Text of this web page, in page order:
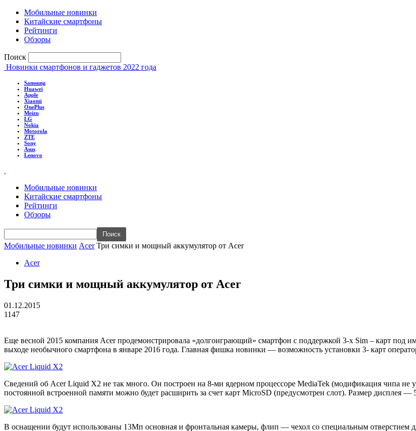
Мобильные новинки
Китайские смартфоны
Рейтинги
Обзоры
Поиск
Новинки смартфонов и гаджетов 2022 года
Samsung
Huawei
Apple
Xiaomi
OnePlus
Meizu
LG
Nokia
Motorola
ZTE
Sony
Asus
Lenovo
Мобильные новинки
Китайские смартфоны
Рейтинги
Обзоры
Мобильные новинки Acer Три симки и мощный аккумулятор от Acer
Acer
Три симки и мощный аккумулятор от Acer
01.12.2015
1147
Еще весной 2015 компания Acer продемонстрировала «долгоиграющий» смартфон с поддержкой 3-х Sim – карт под
выходе необычного смартфона в январе 2016 года. Главная фишка новинки — возможность установки 3- карт
Сведений об Acer Liquid X2 не так много. Он построен на 8-ми ядерном процессоре MediaTek (модификация чипа не
постоянной встроенной памяти можно будет расширить за счет карт MicroSD (предусмотрен слот). Размер дисплея
В оснащении будут использованы 13Мп основная и фронтальная камеры, флип — чехол со специальным